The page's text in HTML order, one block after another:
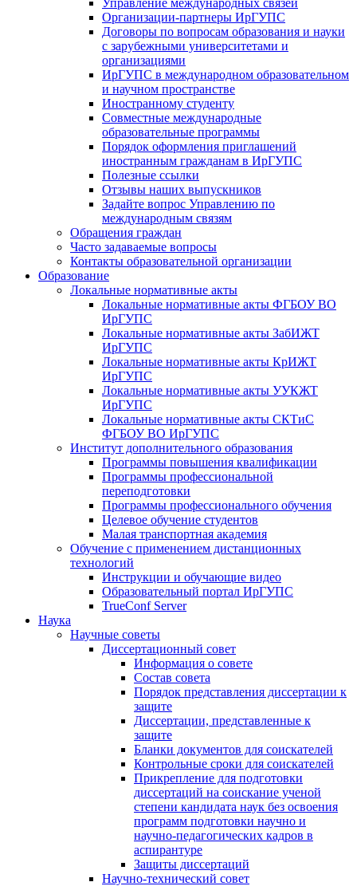
Управление международных связей
Организации-партнеры ИрГУПС
Договоры по вопросам образования и науки
с зарубежными университетами и
организациями
ИрГУПС в международном образовательном
и научном пространстве
Иностранному студенту
Совместные международные
образовательные программы
Порядок оформления приглашений
иностранным гражданам в ИрГУПС
Полезные ссылки
Отзывы наших выпускников
Задайте вопрос Управлению по
международным связям
Обращения граждан
Часто задаваемые вопросы
Контакты образовательной организации
Образование
Локальные нормативные акты
Локальные нормативные акты ФГБОУ ВО
ИрГУПС
Локальные нормативные акты ЗабИЖТ
ИрГУПС
Локальные нормативные акты КрИЖТ
ИрГУПС
Локальные нормативные акты УУКЖТ
ИрГУПС
Локальные нормативные акты СКТиС
ФГБОУ ВО ИрГУПС
Институт дополнительного образования
Программы повышения квалификации
Программы профессиональной
переподготовки
Программы профессионального обучения
Целевое обучение студентов
Малая транспортная академия
Обучение с применением дистанционных
технологий
Инструкции и обучающие видео
Образовательный портал ИрГУПС
TrueConf Server
Наука
Научные советы
Диссертационный совет
Информация о совете
Состав совета
Порядок представления диссертации к
защите
Диссертации, представленные к
защите
Бланки документов для соискателей
Контрольные сроки для соискателей
Прикрепление для подготовки
диссертаций на соискание ученой
степени кандидата наук без освоения
программ подготовки научно и
научно-педагогических кадров в
аспирантуре
Защиты диссертаций
Научно-технический совет